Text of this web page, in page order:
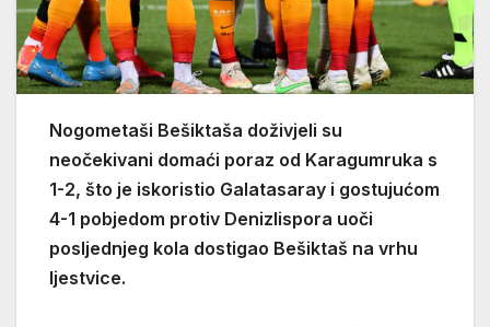
Nogometaši Bešiktaša doživjeli su
neočekivani domaći poraz od Karagumruka s
1-2, što je iskoristio Galatasaray i gostujućom
4-1 pobjedom protiv Denizlispora uoči
posljednjeg kola dostigao Bešiktaš na vrhu
ljestvice.